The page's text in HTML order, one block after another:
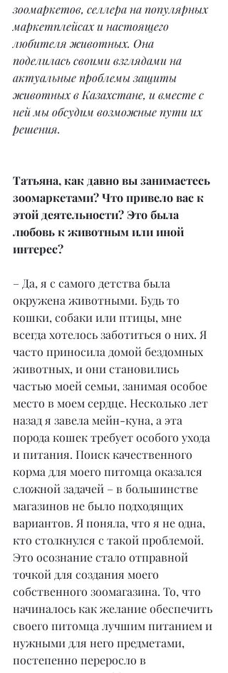
зоомаркетов, селлера на популярных
маркетплейсах и настоящего
любителя животных. Она
поделилась своими взглядами на
актуальные проблемы защиты
животных в Казахстане, и вместе с
ней мы обсудим возможные пути их
решения.
Татьяна, как давно вы занимаетесь
зоомаркетами? Что привело вас к
этой деятельности? Это была
любовь к животным или иной
интерес?
– Да, я с самого детства была
окружена животными. Будь то
кошки, собаки или птицы, мне
всегда хотелось заботиться о них. Я
часто приносила домой бездомных
животных, и они становились
частью моей семьи, занимая особое
место в моем сердце. Несколько лет
назад я завела мейн-куна, а эта
порода кошек требует особого ухода
и питания. Поиск качественного
корма для моего питомца оказался
сложной задачей – в большинстве
магазинов не было подходящих
вариантов. Я поняла, что я не одна,
кто столкнулся с такой проблемой.
Это осознание стало отправной
точкой для создания моего
собственного зоомагазина. То, что
начиналось как желание обеспечить
своего питомца лучшим питанием и
нужными для него предметами,
постепенно переросло в